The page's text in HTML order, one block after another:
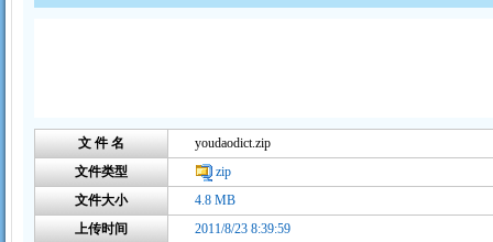
文 件 名
youdaodict.zip
文件类型
zip
文件大小
4.8 MB
上传时间
2011/8/23 8:39:59